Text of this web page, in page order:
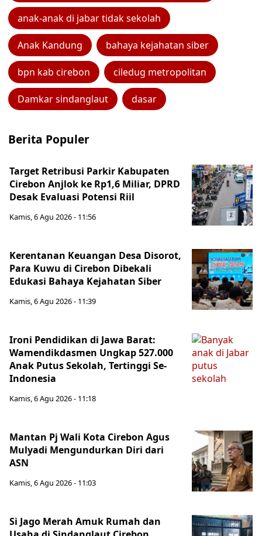
anak-anak di jabar tidak sekolah
Anak Kandung bahaya kejahatan siber
bpn kab cirebon ciledug metropolitan
Damkar sindanglaut dasar
Berita Populer
Target Retribusi Parkir Kabupaten
Cirebon Anjlok ke Rp1,6 Miliar, DPRD
Desak Evaluasi Potensi Riil
Kamis, 6 Agu 2026 - 11:56
Kerentanan Keuangan Desa Disorot,
Para Kuwu di Cirebon Dibekali
Edukasi Bahaya Kejahatan Siber
Kamis, 6 Agu 2026 - 11:39
Ironi Pendidikan di Jawa Barat:
Wamendikdasmen Ungkap 527.000
Anak Putus Sekolah, Tertinggi Se-
Indonesia
Kamis, 6 Agu 2026 - 11:18
Mantan Pj Wali Kota Cirebon Agus
Mulyadi Mengundurkan Diri dari
ASN
Kamis, 6 Agu 2026 - 11:03
Si Jago Merah Amuk Rumah dan